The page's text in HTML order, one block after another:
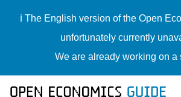
ℹ️ The English version of the Open
unfortunately currently
We are already working on a